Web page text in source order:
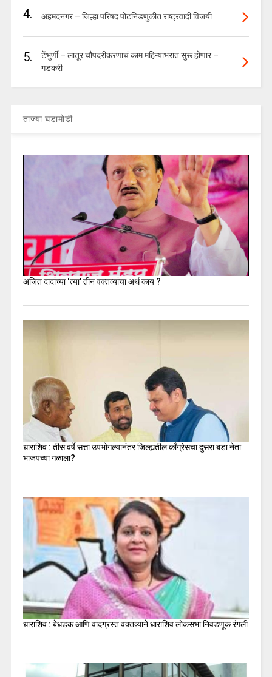
4. अहमदनगर – जिल्हा परिषद पोटनिडणुकीत राष्ट्रवादी विजयी
5.
टेंभुर्णी – लातूर चौपदरीकरणाचं काम महिन्याभरात सुरू होणार –
गडकरी
ताज्या घडामोडी
अजित दादांच्या ‘त्या’ तीन वक्तव्यांचा अर्थ काय ?
धाराशिव : तीस वर्षे सत्ता उपभोगल्यानंतर जिल्ह्यतील कॉंग्रेसचा दुसरा बडा नेता
भाजपच्या गळाला?
धाराशिव : बेधडक आणि वादग्रस्त वक्तव्याने धाराशिव लोकसभा निवडणूक रंगली